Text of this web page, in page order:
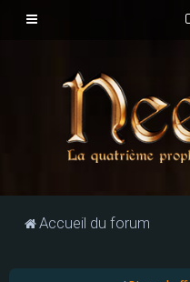
Accueil du forum